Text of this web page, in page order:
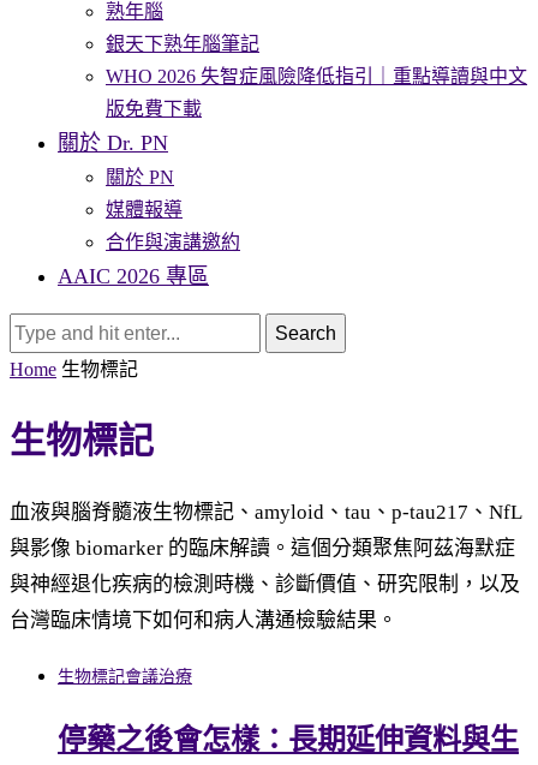
熟年腦
銀天下熟年腦筆記
WHO 2026 失智症風險降低指引｜重點導讀與中文
版免費下載
關於 Dr. PN
關於 PN
媒體報導
合作與演講邀約
AAIC 2026 專區
Search
Home 生物標記
生物標記
血液與腦脊髓液生物標記、amyloid、tau、p-tau217、NfL
與影像 biomarker 的臨床解讀。這個分類聚焦阿茲海默症
與神經退化疾病的檢測時機、診斷價值、研究限制，以及
台灣臨床情境下如何和病人溝通檢驗結果。
生物標記會議治療
停藥之後會怎樣：長期延伸資料與生